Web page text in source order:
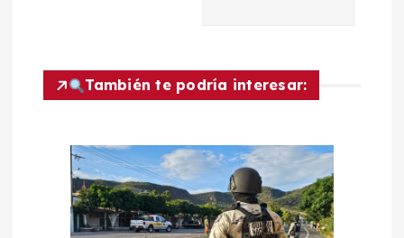
n
También te podría interesar: